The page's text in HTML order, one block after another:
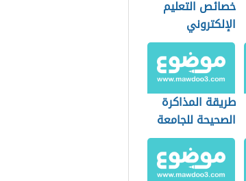
خصائص التعليم
الإلكتروني
طريقة المذاكرة
الصحيحة للجامعة